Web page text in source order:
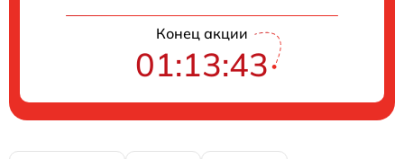
Конец акции
01:13:43